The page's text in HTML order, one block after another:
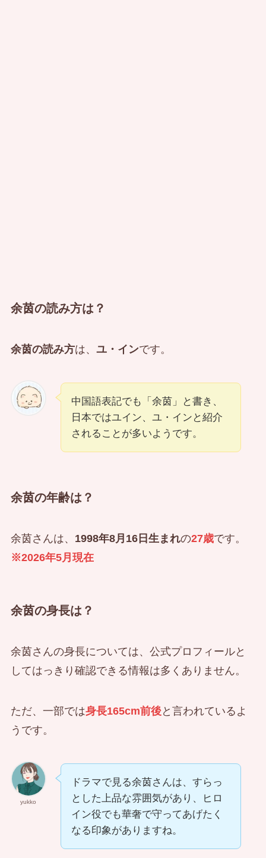
余茵の読み方は？
余茵の読み方は、 ユ・インです。
中国語表記でも「余茵」と書き、
日本ではユイン、ユ・インと紹介
されることが多いようです。
余茵の年齢は？
余茵さんは、 1998年8月16日生まれの27歳です。
※2026年5月現在
余茵の身長は？
余茵さんの身長については、公式プロフィールと
してはっきり確認できる情報は多くありません。
ただ、一部では身長165cm前後と言われているよ
うです。
yukko
ドラマで見る余茵さんは、すらっ
とした上品な雰囲気があり、ヒロ
イン役でも華奢で守ってあげたく
なる印象がありますね。